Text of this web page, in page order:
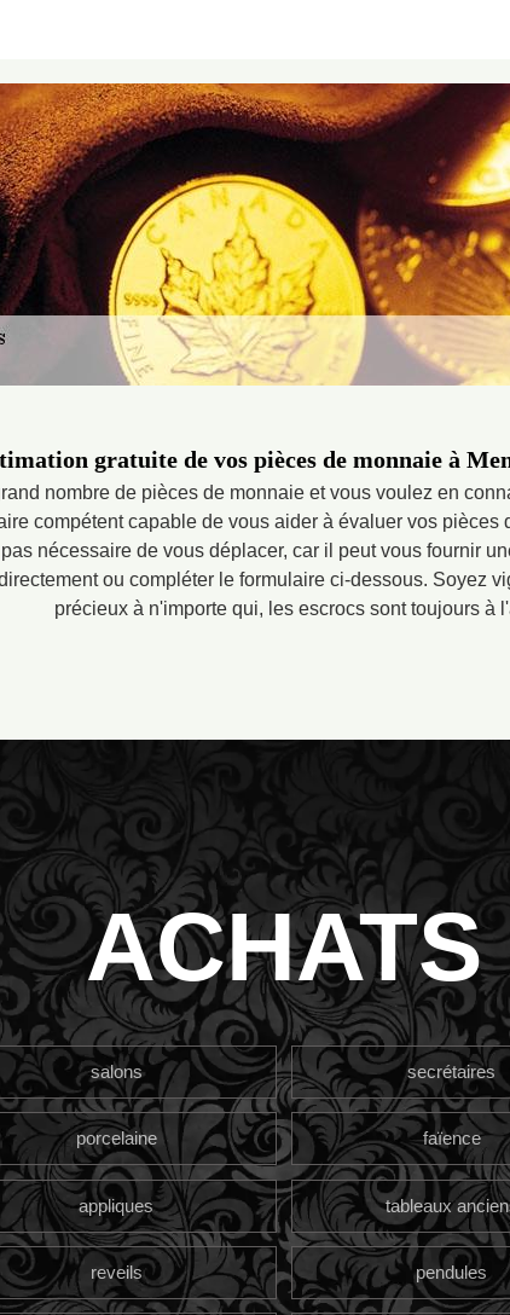
gratuite de vos pièces de monnaie à
nombre de pièces de monnaie et vous voulez en
compétent capable de vous aider à évaluer vos pièces
nécessaire de vous déplacer, car il peut vous fournir
ou compléter le formulaire ci-dessous. Soyez
précieux à n'importe qui, les escrocs sont toujours à
ACHATS
salons secrétaires
porcelaine faïence
appliques tableaux
reveils pendules